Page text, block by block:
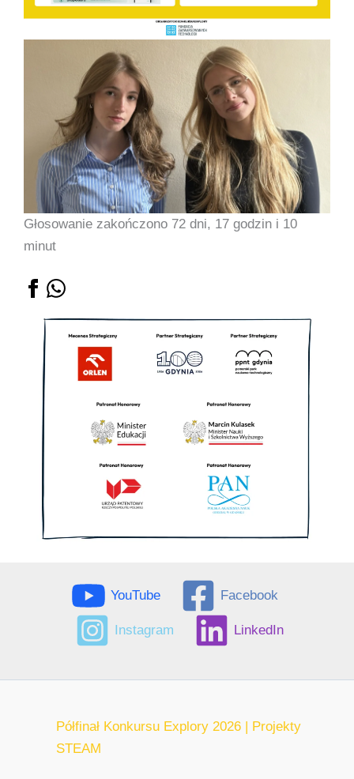
Głosowanie zakończono 72 dni, 17 godzin i 10
minut
YouTube Facebook
Instagram LinkedIn
Półfinał Konkursu Explory 2026 | Projekty
STEAM